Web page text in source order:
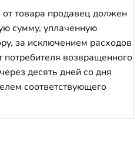
от товара продавец должен
сумму, уплаченную
за исключением расходов
потребителя возвращенного
десять дней со дня
соответствующего